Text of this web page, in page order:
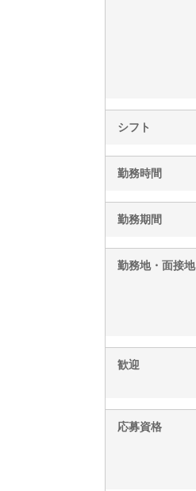
シフト
勤務時間
勤務期間
勤務地・面接地
歓迎
応募資格